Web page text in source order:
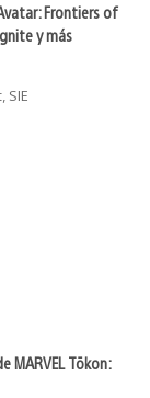
Frontiers of
y más
SIE
MARVEL Tōkon: